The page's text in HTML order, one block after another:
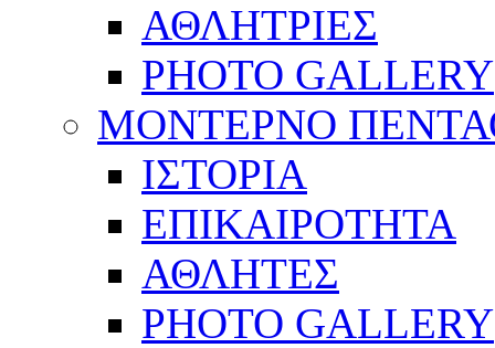
ΑΘΛΗΤΡΙΕΣ
PHOTO GALLERY
ΜΟΝΤΕΡΝΟ
ΙΣΤΟΡΙΑ
ΕΠΙΚΑΙΡΟΤΗΤΑ
ΑΘΛΗΤΕΣ
PHOTO GALLERY